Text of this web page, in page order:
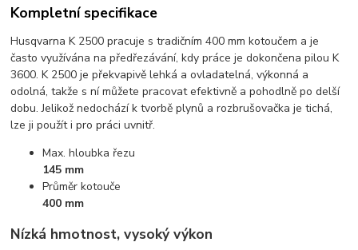
Kompletní specifikace
Husqvarna K 2500 pracuje s tradičním 400 mm kotoučem a je
často využívána na předřezávání, kdy práce je dokončena pilou K
3600. K 2500 je překvapivě lehká a ovladatelná, výkonná a
odolná, takže s ní můžete pracovat efektivně a pohodlně po delší
dobu. Jelikož nedochází k tvorbě plynů a rozbrušovačka je tichá,
lze ji použít i pro práci uvnitř.
Max. hloubka řezu
145 mm
Průměr kotouče
400 mm
Nízká hmotnost, vysoký výkon